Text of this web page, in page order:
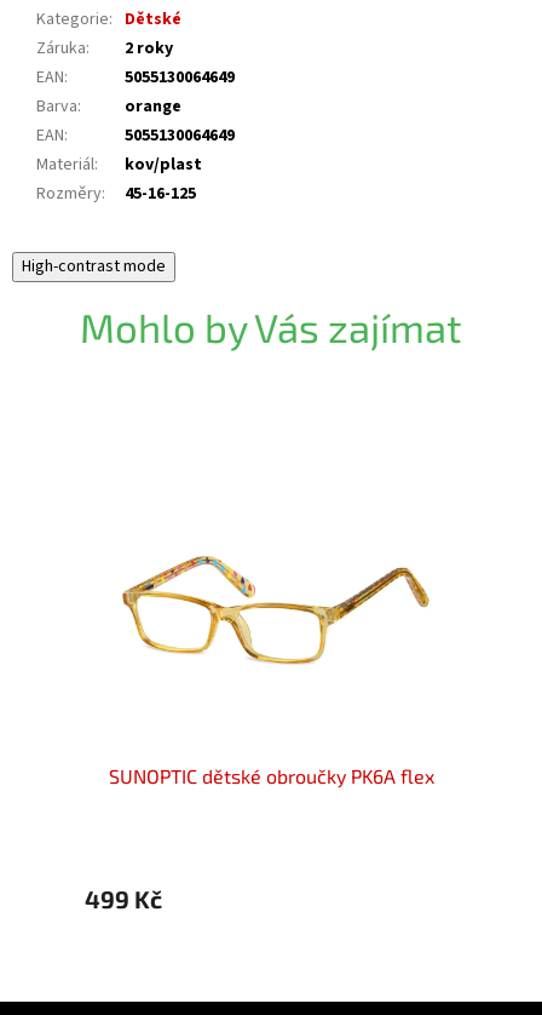
Kategorie: Dětské
Záruka:
2 roky
EAN:
5055130064649
Barva:
orange
EAN:
5055130064649
Materiál:
kov/plast
Rozměry: 45-16-125
High-contrast mode
Mohlo by Vás zajímat
SUNOPTIC dětské obroučky PK6A flex
499 Kč